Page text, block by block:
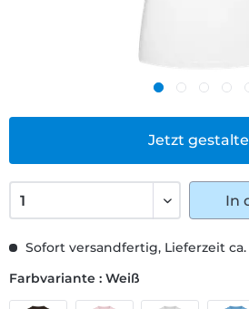
Jetzt
Sofort versandfertig, Lieferzeit
Farbvariante : Weiß
In